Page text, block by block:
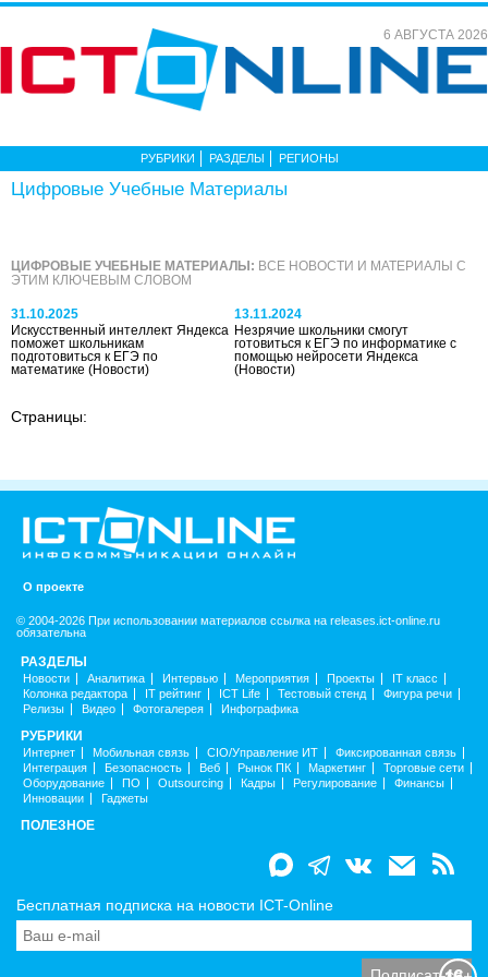
6 АВГУСТА 2026
РУБРИКИ РАЗДЕЛЫ РЕГИОНЫ
Цифровые Учебные Материалы
ЦИФРОВЫЕ УЧЕБНЫЕ МАТЕРИАЛЫ: ВСЕ НОВОСТИ И МАТЕРИАЛЫ С
ЭТИМ КЛЮЧЕВЫМ СЛОВОМ
31.10.2025
Искусственный интеллект Яндекса
поможет школьникам
подготовиться к ЕГЭ по
математике (Новости)
13.11.2024
Незрячие школьники смогут
готовиться к ЕГЭ по информатике с
помощью нейросети Яндекса
(Новости)
Страницы:
О проекте
© 2004-2026 При использовании материалов ссылка на releases.ict-online.ru
обязательна
РАЗДЕЛЫ
Новости Аналитика Интервью Мероприятия Проекты
IT класс
Колонка редактора
IT рейтинг ICT Life Тестовый стенд
Фигура речи
Релизы
Видео Фотогалерея Инфографика
РУБРИКИ
Интернет Мобильная связь CIO/Управление ИТ
Фиксированная связь
Интеграция
Безопасность Веб Рынок ПК Маркетинг
Торговые сети
Оборудование
ПО Outsourcing Кадры Регулирование
Финансы
Инновации
Гаджеты
ПОЛЕЗНОЕ
Бесплатная подписка на новости ICT-Online